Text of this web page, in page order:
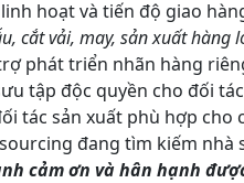
hoạt và tiến độ giao
cắt vải, may, sản xuất
phát triển nhãn hàng
tập độc quyền cho đối
tác sản xuất phù hợp
đang tìm kiếm nhà
cảm ơn và hân hạnh